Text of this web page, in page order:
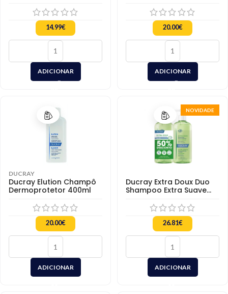
14.99€
ADICIONAR
20.00€
ADICIONAR
DUCRAY
Ducray Elution Champô
Dermoprotetor 400ml
20.00€
ADICIONAR
NOVIDADE
Ducray Extra Doux Duo
Shampoo Extra Suave
26.81€
ADICIONAR